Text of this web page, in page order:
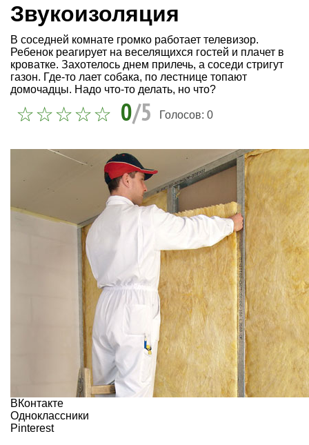
Звукоизоляция
В соседней комнате громко работает телевизор.
Ребенок реагирует на веселящихся гостей и плачет в
кроватке. Захотелось днем прилечь, а соседи стригут
газон. Где-то лает собака, по лестнице топают
домочадцы. Надо что-то делать, но что?
0/5 Голосов: 0
ВКонтакте
Одноклассники
Pinterest